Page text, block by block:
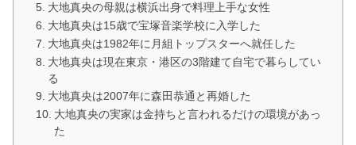
大地真央の母親は横浜出身で料理上手な女性
大地真央は15歳で宝塚音楽学校に入学した
大地真央は1982年に月組トップスターへ就任した
大地真央は現在東京・港区の3階建て自宅で暮らしてい
る
大地真央は2007年に森田恭通と再婚した
大地真央の実家は金持ちと言われるだけの環境があっ
た